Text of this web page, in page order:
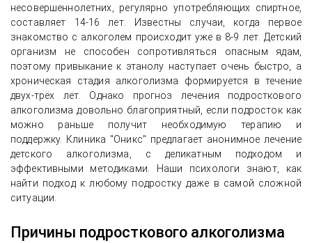
несовершеннолетних, регулярно употребляющих спиртное,
составляет 14-16 лет. Известны случаи, когда первое
знакомство с алкоголем происходит уже в 8-9 лет. Детский
организм не способен сопротивляться опасным ядам,
поэтому привыкание к этанолу наступает очень быстро, а
хроническая стадия алкоголизма формируется в течение
двух-трёх лет. Однако прогноз лечения подросткового
алкоголизма довольно благоприятный, если подросток как
можно раньше получит необходимую терапию и
поддержку. Клиника "Оникс" предлагает анонимное лечение
детского алкоголизма, с деликатным подходом и
эффективными методиками. Наши психологи знают, как
найти подход к любому подростку даже в самой сложной
ситуации.
Причины подросткового алкоголизма